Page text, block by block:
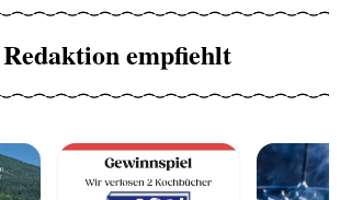
empfiehlt